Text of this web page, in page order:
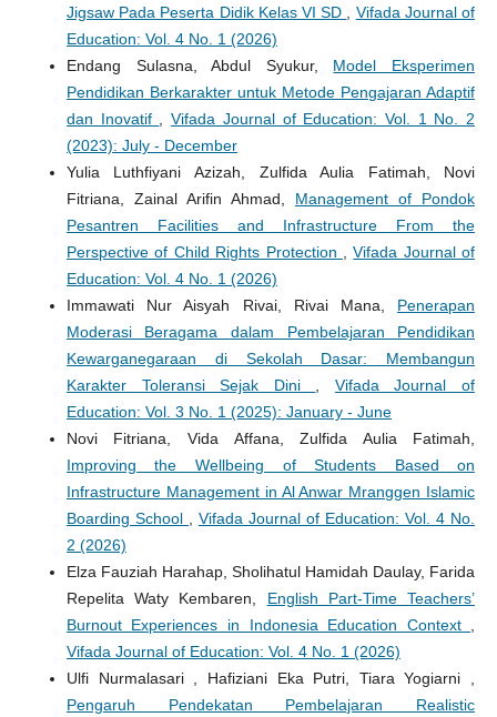
Jigsaw Pada Peserta Didik Kelas VI SD , Vifada Journal of
Education: Vol. 4 No. 1 (2026)
Endang Sulasna, Abdul Syukur, Model Eksperimen
Pendidikan Berkarakter untuk Metode Pengajaran Adaptif
dan Inovatif ,Vifada Journal of Education: Vol. 1 No. 2
(2023): July - December
Yulia Luthfiyani Azizah, Zulfida Aulia Fatimah, Novi
Fitriana, Zainal Arifin Ahmad, Management of Pondok
Pesantren Facilities and Infrastructure From the
Perspective of Child Rights Protection ,Vifada Journal of
Education: Vol. 4 No. 1 (2026)
Immawati Nur Aisyah Rivai, Rivai Mana, Penerapan
Moderasi Beragama dalam Pembelajaran Pendidikan
Kewarganegaraan di Sekolah Dasar: Membangun
Karakter Toleransi Sejak Dini , Vifada Journal of
Education: Vol. 3 No. 1 (2025): January - June
Novi Fitriana, Vida Affana, Zulfida Aulia Fatimah,
Improving the Wellbeing of Students Based on
Infrastructure Management in Al Anwar Mranggen Islamic
Boarding School , Vifada Journal of Education: Vol. 4 No.
2 (2026)
Elza Fauziah Harahap, Sholihatul Hamidah Daulay, Farida
Repelita Waty Kembaren, English Part-Time Teachers’
Burnout Experiences in Indonesia Education Context ,
Vifada Journal of Education: Vol. 4 No. 1 (2026)
Ulfi Nurmalasari , Hafiziani Eka Putri, Tiara Yogiarni ,
Pengaruh Pendekatan Pembelajaran Realistic